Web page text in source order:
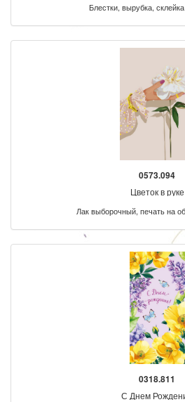
Блестки, вырубка,
0573.094
Цветок в руке
Лак выборочный, печать на
0318.811
С Днем